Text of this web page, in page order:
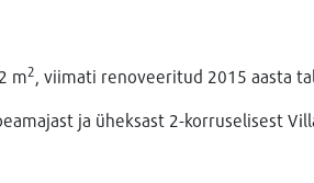
m2 , viimati renoveeritud 201 5 aasta
ja üheksast 2-korruselisest